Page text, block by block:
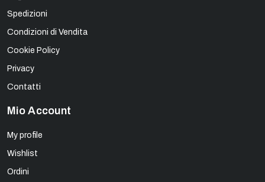
Spedizioni
Condizioni di Vendita
Cookie Policy
Privacy
Contatti
Mio Account
My profile
Wishlist
Ordini